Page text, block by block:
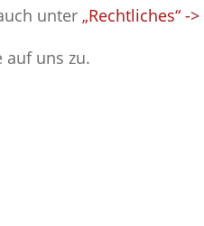
unter „Rechtliches“ -
auf uns zu.